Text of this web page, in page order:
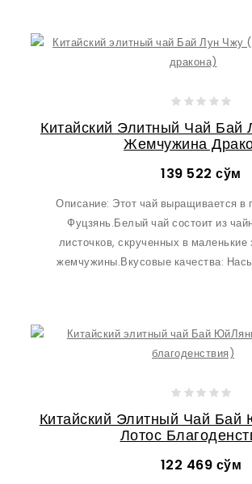
Китайский Элитный Чай Бай
Жемчужина
139 522 сўм
Описание: Этот чай выращивается в
Фуцзянь.Белый чай состоит из
листочков, скрученных в
жемчужины.Вкусовые качества:
Китайский Элитный Чай
Лотос
122 469 сўм